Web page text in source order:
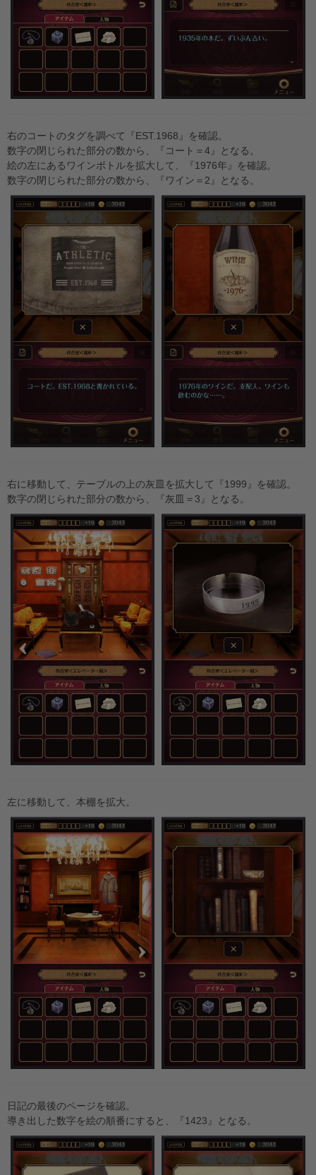
右のコートのタグを調べて『EST.1968』を確認。
数字の閉じられた部分の数から、『コート＝4』となる。
絵の左にあるワインボトルを拡大して、『1976年』を確認。
数字の閉じられた部分の数から、『ワイン＝2』となる。
右に移動して、テーブルの上の灰皿を拡大して『1999』を確認。
数字の閉じられた部分の数から、『灰皿＝3』となる。
左に移動して、本棚を拡大。
日記の最後のページを確認。
導き出した数字を絵の順番にすると、『1423』となる。